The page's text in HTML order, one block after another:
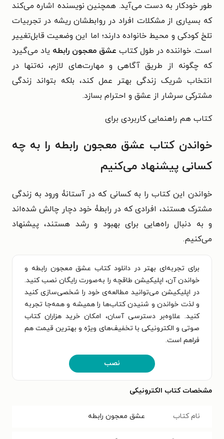
طور خودکار به دست می‌آید. همچنین نویسنده اشاره می‌کند
که بسیاری از مشکلات افراد در روابطشان ریشه در تجربیات
تلخ کودکی و محیط خانواده دارند؛ اما این وضعیت قابل‌تغییر
است. خواننده در طول کتاب عشق معجون رابطه یاد می‌گیرد
که چگونه از طریق آگاهی و مهارت‌های لازم، نه‌تنها در
انتخاب شریک زندگی بهتر عمل کند، بلکه بتواند زندگی
مشترکی سرشار از عشق و احترام بسازد.
کتاب هم راهنمایی کاربردی برای
خواندن کتاب عشق معجون رابطه را به چه
کسانی پیشنهاد می‌کنیم
خواندن این کتاب را به کسانی که در آستانۀ ورود به زندگی
مشترک هستند، افرادی که در رابطۀ خود دچار چالش شده‌اند
و به دنبال راه‌هایی برای بهبود و رشد هستند، پیشنهاد
می‌کنیم.
برای تجربه‌ای بهتر در دانلود کتاب عشق معجون رابطه و
خواندن آن، اپلیکیشن طاقچه را به‌صورت رایگان نصب کنید.
در اپلیکیشن می‌توانید مطالعه‌ی خود را شخصی‌سازی کنید
و لذت خواندن و شنیدن کتاب‌ها را همیشه و همه‌جا تجربه
کنید. علاوه‌بر دسترسی آسان، امکان خرید هزاران کتاب
صوتی و الکترونیکی با تخفیف‌های ویژه و بهترین قیمت هم
فراهم است.
نصب
مشخصات کتاب الکترونیکی
نام کتاب عشق معجون رابطه